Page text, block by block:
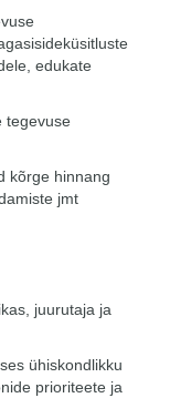
edukate
tegevuse
kõrge hinnang
jmt
juurutaja ja
ühiskondlikku
prioriteete ja